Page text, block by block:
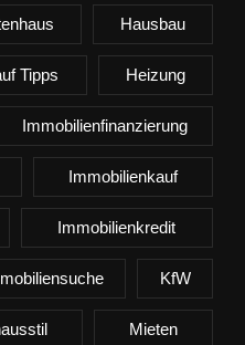
Hausbau
Tipps Heizung
Immobilienfinanzierung
Immobilienkauf
Immobilienkredit
KfW
Mieten